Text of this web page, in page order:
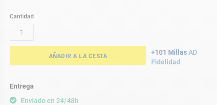
Cantidad
AÑADIR A LA CESTA +101 MillasAD
Fidelidad
Entrega
Enviado en 24/48h